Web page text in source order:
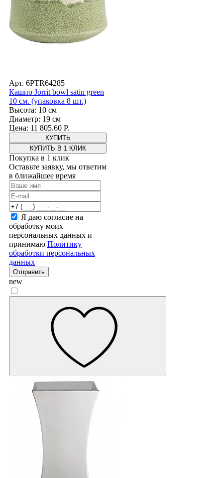
Арт. 6PTR64285
Кашпо Jorrit bowl satin green
10 см. (упаковка 8 шт.)
Высота: 10 см
Диаметр: 19 см
Цена: 11 805.60 Р.
КУПИТЬ В 1 КЛИК
Покупка в 1 клик
Оставьте заявку, мы ответим
в ближайшее время
Я даю согласие на
обработку моих
персональных данных и
принимаю Политику
обработки персональных
данных
Отправить
new